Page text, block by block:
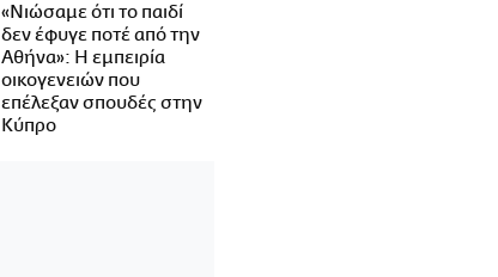
«Νιώσαμε ότι το παιδί
δεν έφυγε ποτέ από την
Αθήνα»: Η εμπειρία
οικογενειών που
επέλεξαν σπουδές στην
Κύπρο